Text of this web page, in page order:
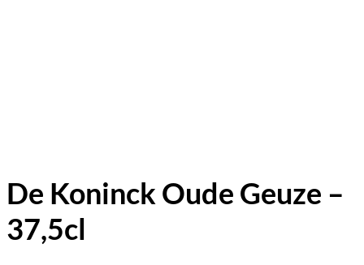
De Koninck Oude Geuze –
37,5cl